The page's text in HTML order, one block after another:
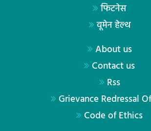
फिटनेस
वूमेन हेल्थ
About us
Contact us
Rss
Grievance Redressal
Code of Ethics